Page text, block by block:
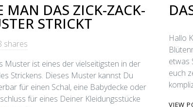
MAN DAS ZICK-ZACK-
STRICKT
shares
Muster ist eines der vielseitigsten in der
Strickens. Dieses Muster kannst Du
für einen Schal, eine Babydecke oder
für eines Deiner Kleidungsstücke
Hallo
etwas
euch
VIEW